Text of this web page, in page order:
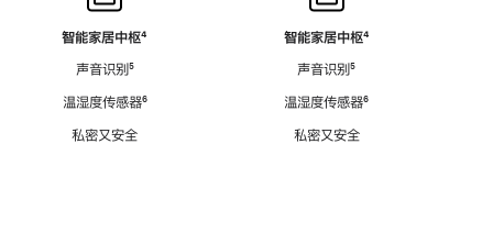
智能家居中枢脚
⁴
声音识别脚
⁵
温湿度传感器脚
⁶
私密又安全
智能家居中枢脚
⁴
声音识别脚
⁵
温湿度传感器脚
⁶
私密又安全